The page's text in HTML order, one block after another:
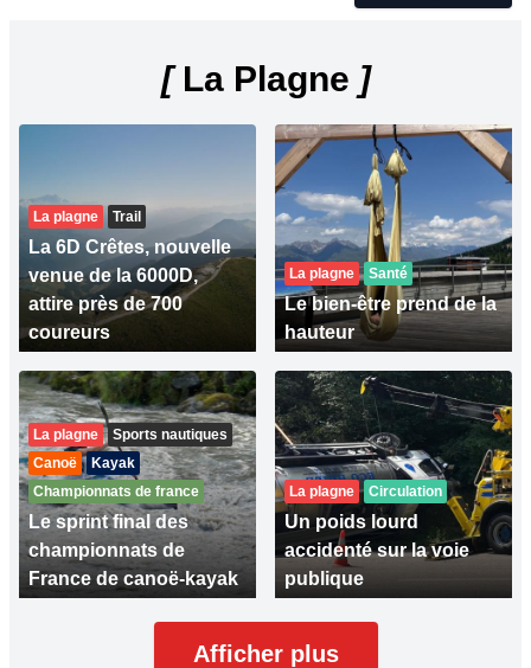
[La Plagne ]
La plagne Trail
La 6D Crêtes, nouvelle
venue de la 6000D,
attire près de 700
coureurs
La plagne Santé
Le bien-être prend de la
hauteur
La plagne
Sports nautiques
Canoë
Kayak
Championnats de france
Le sprint final des
championnats de
France de canoë-kayak
La plagne Circulation
Un poids lourd
accidenté sur la voie
publique
Afficher plus